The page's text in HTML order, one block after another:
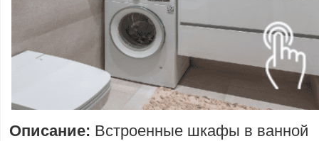
Описание: Встроенные шкафы в ванной